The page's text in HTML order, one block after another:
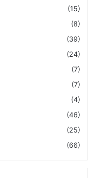
(15)
(8)
(39)
(24)
(7)
(7)
(4)
(46)
(25)
(66)